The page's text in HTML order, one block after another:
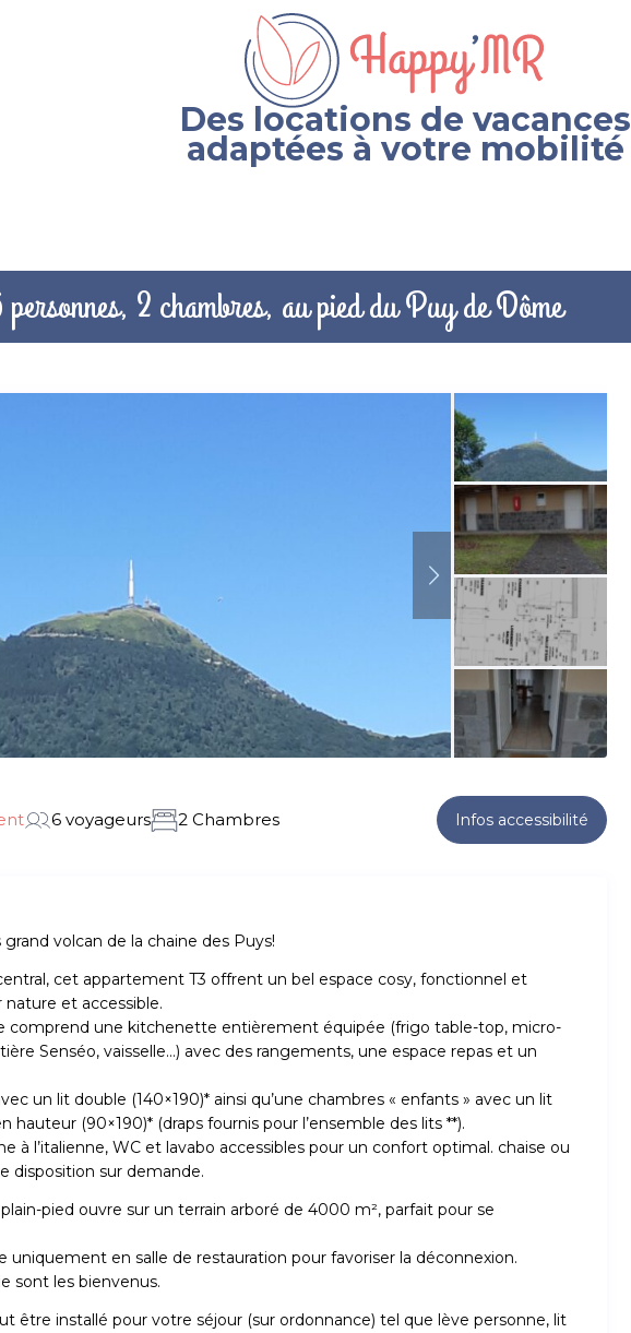
Des locations de vacances
adaptées à votre mobilité
2 chambres, au pied du Puy de Dôme
6 voyageurs 2 Chambres Infos accessibilité
volcan de la chaine des Puys!
cet appartement T3 offrent un bel espace cosy, fonctionnel et
nature et accessible.
comprend une kitchenette entièrement équipée (frigo table-top, micro-
Senséo, vaisselle…) avec des rangements, une espace repas et un
un lit double (140×190)* ainsi qu’une chambres « enfants » avec un lit
hauteur (90×190)* (draps fournis pour l’ensemble des lits **).
à l’italienne, WC et lavabo accessibles pour un confort optimal. chaise ou
disposition sur demande.
plain-pied ouvre sur un terrain arboré de 4000 m², parfait pour se
uniquement en salle de restauration pour favoriser la déconnexion.
sont les bienvenus.
être installé pour votre séjour (sur ordonnance) tel que lève personne, lit